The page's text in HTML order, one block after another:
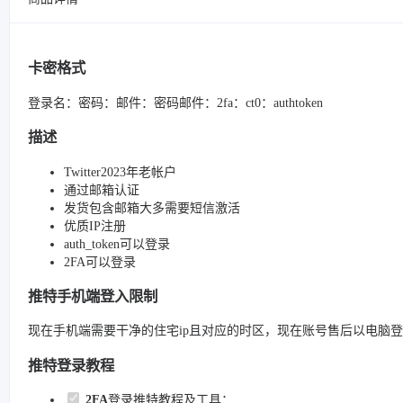
卡密格式
登录名：密码：邮件：密码邮件：2fa：ct0：authtoken
描述
Twitter2023年老帐户
通过邮箱认证
发货包含邮箱大多需要短信激活
优质IP注册
auth_token可以登录
2FA可以登录
推特手机端登入限制
现在手机端需要干净的住宅ip且对应的时区，现在账号售后以电脑登
推特登录教程
2FA登录推特教程及工具：